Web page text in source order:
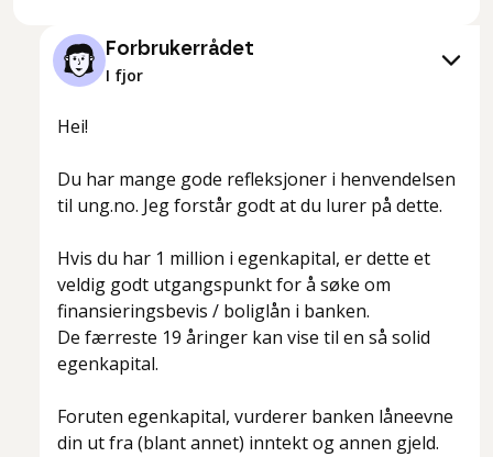
Forbrukerrådet
I fjor
Hei!
Du har mange gode refleksjoner i henvendelsen
til ung.no. Jeg forstår godt at du lurer på dette.
Hvis du har 1 million i egenkapital, er dette et
veldig godt utgangspunkt for å søke om
finansieringsbevis / boliglån i banken.
De færreste 19 åringer kan vise til en så solid
egenkapital.
Foruten egenkapital, vurderer banken låneevne
din ut fra (blant annet) inntekt og annen gjeld.